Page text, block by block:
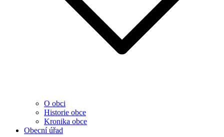
O obci
Historie obce
Kronika obce
Obecní úřad